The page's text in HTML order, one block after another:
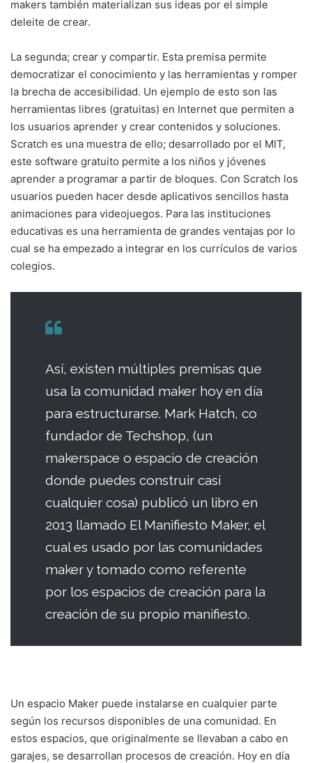
makers también materializan sus ideas por el simple
deleite de crear.
La segunda; crear y compartir. Esta premisa permite
democratizar el conocimiento y las herramientas y romper
la brecha de accesibilidad. Un ejemplo de esto son las
herramientas libres (gratuitas) en Internet que permiten a
los usuarios aprender y crear contenidos y soluciones.
Scratch es una muestra de ello; desarrollado por el MIT,
este software gratuito permite a los niños y jóvenes
aprender a programar a partir de bloques. Con Scratch los
usuarios pueden hacer desde aplicativos sencillos hasta
animaciones para videojuegos. Para las instituciones
educativas es una herramienta de grandes ventajas por lo
cual se ha empezado a integrar en los currículos de varios
colegios.
Así, existen múltiples premisas que
usa la comunidad maker hoy en día
para estructurarse. Mark Hatch, co
fundador de Techshop, (un
makerspace o espacio de creación
donde puedes construir casi
cualquier cosa) publicó un libro en
2013 llamado El Manifiesto Maker, el
cual es usado por las comunidades
maker y tomado como referente
por los espacios de creación para la
creación de su propio manifiesto.
Un espacio Maker puede instalarse en cualquier parte
según los recursos disponibles de una comunidad. En
estos espacios, que originalmente se llevaban a cabo en
garajes, se desarrollan procesos de creación. Hoy en día